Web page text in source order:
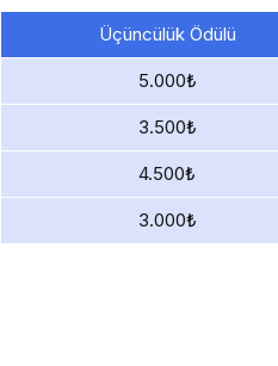
Üçüncülük Ödülü
5.000₺
3.500₺
4.500₺
3.000₺